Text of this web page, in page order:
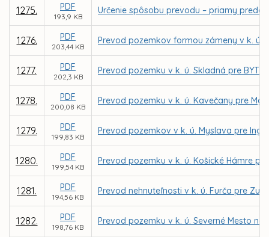
1275. PDF
193,9 KB
Určenie spôsobu prevodu – priamy
1276. PDF
203,44 KB
Prevod pozemkov formou zámeny v k. ú.
1277. PDF
202,3 KB
Prevod pozemku v k. ú. Skladná pre
1278. PDF
200,08 KB
Prevod pozemku v k. ú. Kavečany pre
1279. PDF
199,83 KB
Prevod pozemkov v k. ú. Myslava pre
1280. PDF
199,54 KB
Prevod pozemku v k. ú. Košické Hámre
1281. PDF
194,56 KB
Prevod nehnuteľnosti v k. ú. Furča pre
1282. PDF
198,76 KB
Prevod pozemku v k. ú. Severné Mesto